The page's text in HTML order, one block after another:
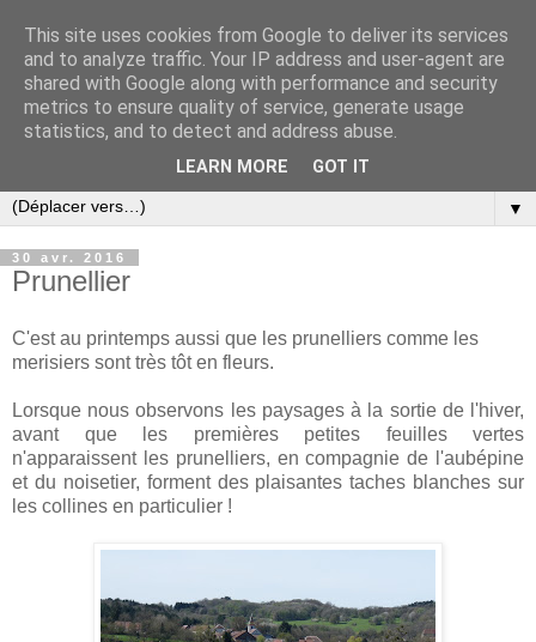
▼
30 avr. 2016
Prunellier
C'est au printemps aussi que les prunelliers comme les
merisiers sont très tôt en fleurs.
Lorsque nous observons les paysages à la sortie de l'hiver,
avant que les premières petites feuilles vertes
n'apparaissent les prunelliers, en compagnie de l'aubépine
et du noisetier, forment des plaisantes taches blanches sur
les collines en particulier !
This site uses cookies from Google to deliver its services
and to analyze traffic. Your IP address and user-agent are
shared with Google along with performance and security
metrics to ensure quality of service, generate usage
statistics, and to detect and address abuse.
LEARN MORE GOT IT